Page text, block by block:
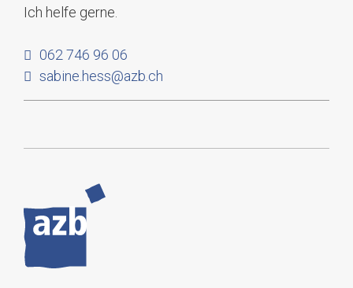
Ich helfe gerne.
062 746 96 06
sabine.hess@azb.ch